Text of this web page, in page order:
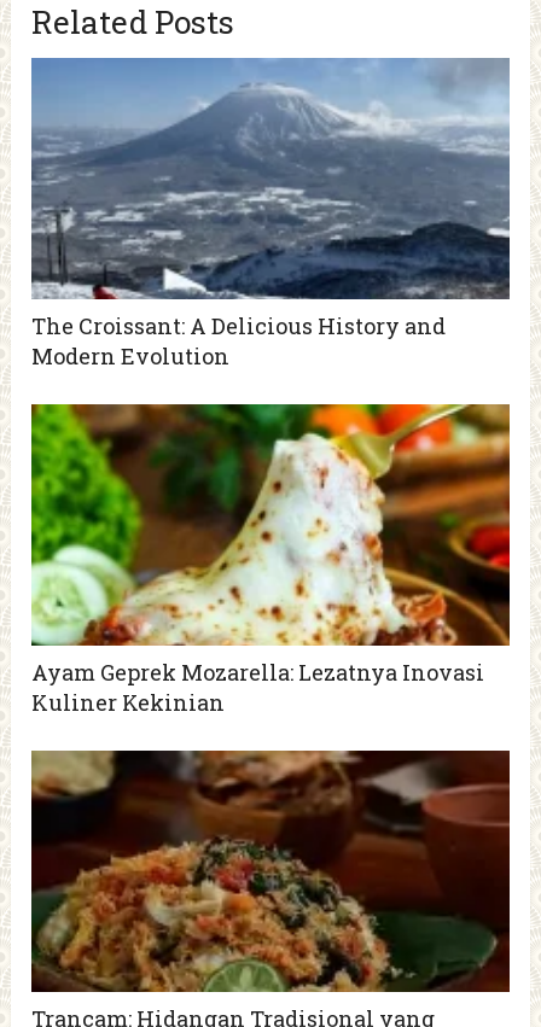
Related Posts
The Croissant: A Delicious History and
Modern Evolution
Ayam Geprek Mozarella: Lezatnya Inovasi
Kuliner Kekinian
Trancam: Hidangan Tradisional yang